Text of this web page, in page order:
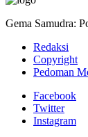
Gema Samudra:
Redaksi
Copyright
Pedoman
Facebook
Twitter
Instagram